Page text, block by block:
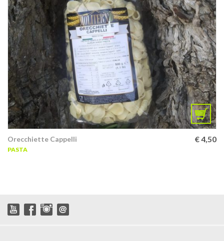
€4,50
Orecchiette Cappelli
PASTA